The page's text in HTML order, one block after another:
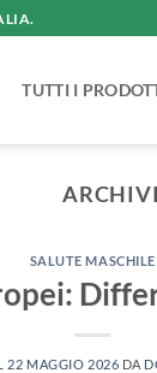
TUTTI I
SALUTE MASCHILE
22 MAGGIO 2026 DA